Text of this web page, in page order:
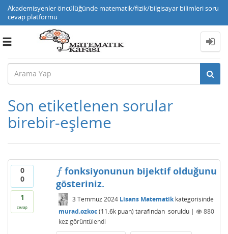
Akademisyenler öncülüğünde matematik/fizik/bilgisayar bilimleri soru
cevap platformu
Toggle
Son etiketlenen sorular
birebir-eşleme
0
0
1
cevap
f
f fonksiyonunun bijektif olduğunu
gösteriniz.
3 Temmuz 2024 Lisans Matematikkategorisinde
murad.ozkoc (11.6kpuan) tarafından soruldu |
880
kez görüntülendi